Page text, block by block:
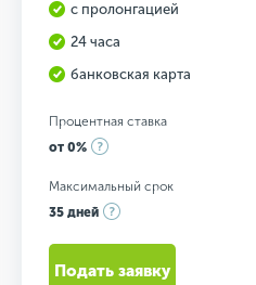
с пролонгацией
24 часа
банковская карта
Процентная ставка
от 0%
Максимальный срок
35 дней
Подать заявку